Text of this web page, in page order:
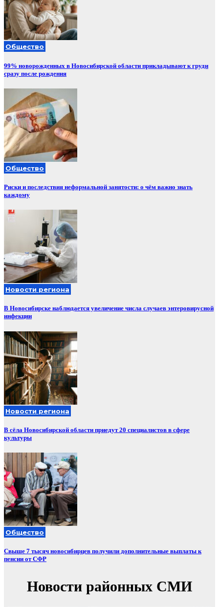
Общество
99% новорожденных в Новосибирской области прикладывают к груди
сразу после рождения
Общество
Риски и последствия неформальной занятости: о чём важно знать
каждому
Новости региона
В Новосибирске наблюдается увеличение числа случаев энтеровирусной
инфекции
Новости региона
В сёла Новосибирской области приедут 20 специалистов в сфере
культуры
Общество
Свыше 7 тысяч новосибирцев получили дополнительные выплаты к
пенсии от СФР